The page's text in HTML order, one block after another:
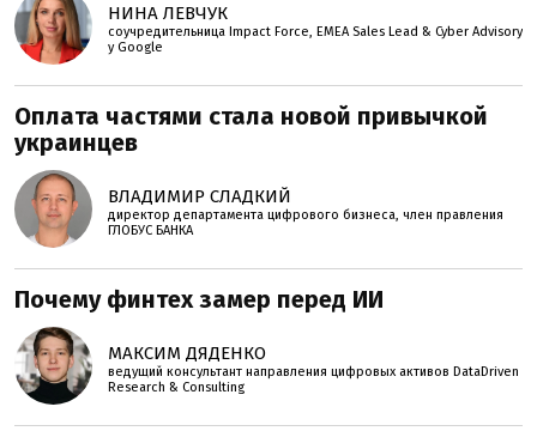
НИНА ЛЕВЧУК
соучредительница Impact Force, EMEA Sales Lead & Cyber Advisory
у Google
Оплата частями стала новой привычкой
украинцев
ВЛАДИМИР СЛАДКИЙ
директор департамента цифрового бизнеса, член правления
ГЛОБУС БАНКА
Почему финтех замер перед ИИ
МАКСИМ ДЯДЕНКО
ведущий консультант направления цифровых активов DataDriven
Research & Consulting